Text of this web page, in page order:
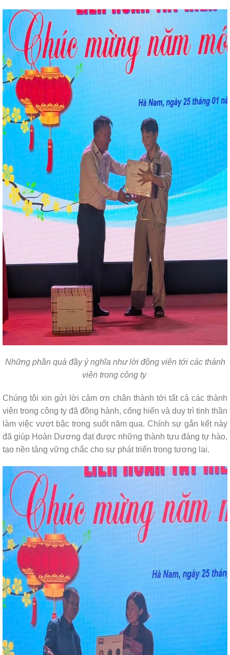
Những phần quà đầy ý nghĩa như lời động viên tới các thành
viên trong công ty
Chúng tôi xin gửi lời cảm ơn chân thành tới tất cả các thành
viên trong công ty đã đồng hành, cống hiến và duy trì tinh thần
làm việc vượt bậc trong suốt năm qua. Chính sự gắn kết này
đã giúp Hoàn Dương đạt được những thành tựu đáng tự hào,
tạo nền tảng vững chắc cho sự phát triển trong tương lai.